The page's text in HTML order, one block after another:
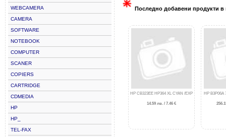
WEBCAMERA
CAMERA
SOFTWARE
NOTEBOOK
COMPUTER
SCANER
COPIERS
CARTRIDGE
CDMEDIA
HP
HP_
TEL-FAX
Последно добавени продукти в
HP CB323EE HP364 XL CYAN /EXP
14.59 лв. / 7.46 €
HP B3P06A